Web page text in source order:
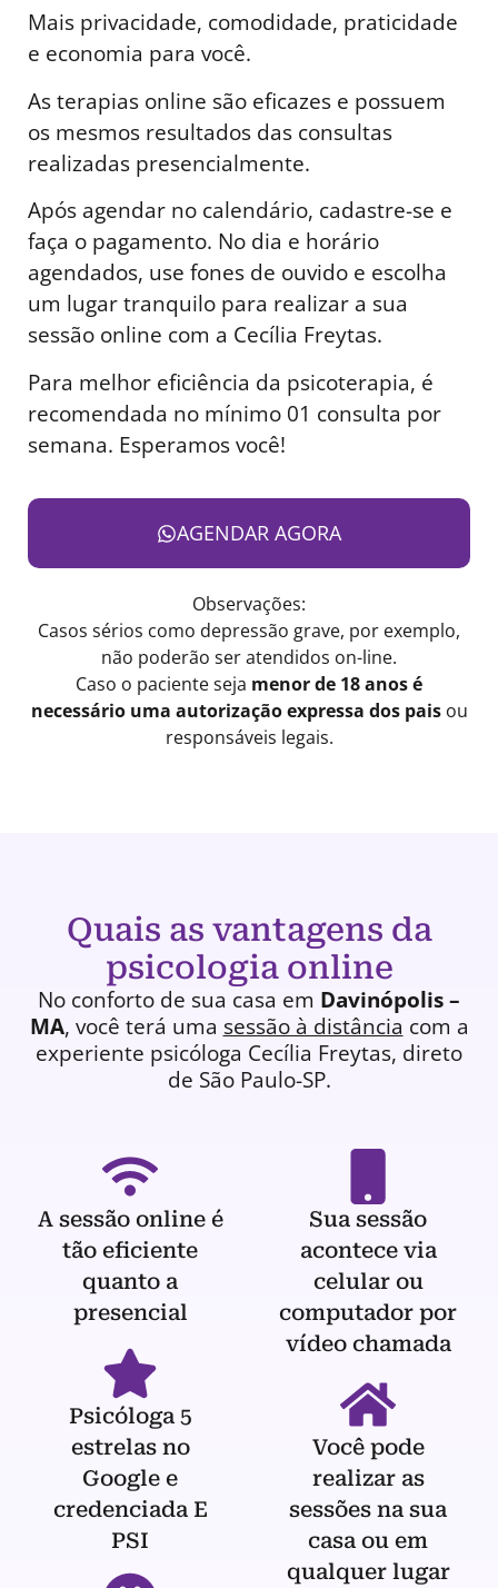
Mais privacidade, comodidade, praticidade
e economia para você.
As terapias online são eficazes e possuem
os mesmos resultados das consultas
realizadas presencialmente.
Após agendar no calendário, cadastre-se e
faça o pagamento. No dia e horário
agendados, use fones de ouvido e escolha
um lugar tranquilo para realizar a sua
sessão online com a Cecília Freytas.
Para melhor eficiência da psicoterapia, é
recomendada no mínimo 01 consulta por
semana. Esperamos você!
AGENDAR AGORA
Observações:
Casos sérios como depressão grave, por exemplo,
não poderão ser atendidos on-line.
Caso o paciente seja menor de 18 anos é
necessário uma autorização expressa dos paisou
responsáveis legais.
Quais as vantagens da
psicologia online
No conforto de sua casa em Davinópolis –
MA, você terá uma sessão à distância com a
experiente psicóloga Cecília Freytas, direto
de São Paulo-SP.
A sessão online é
tão eficiente
quanto a
presencial
Psicóloga 5
estrelas no
Google e
credenciada E
PSI
Sua sessão
acontece via
celular ou
computador por
vídeo chamada
Você pode
realizar as
sessões na sua
casa ou em
qualquer lugar